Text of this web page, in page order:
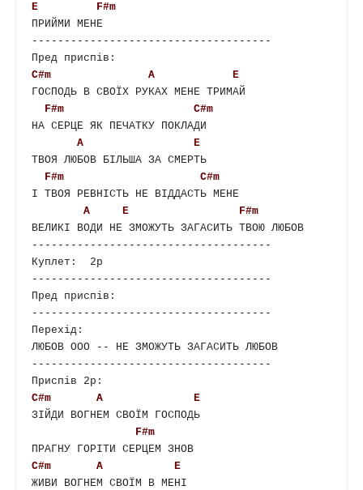
E
F#m
ПРИЙМИ МЕНЕ
-------------------------------------
C#m
A
E
ГОСПОДЬ В СВОЇХ РУКАХ МЕНЕ ТРИМАЙ
F#m
C#m
НА СЕРЦЕ ЯК ПЕЧАТКУ ПОКЛАДИ
A
E
ТВОЯ ЛЮБОВ БІЛЬША ЗА СМЕРТЬ
F#m
C#m
I ТВОЯ РЕВНІСТЬ НЕ ВІДДАСТЬ МЕНЕ
A
E
F#m
ВЕЛИКІ ВОДИ НЕ ЗМОЖУТЬ ЗАГАСИТЬ ТВОЮ ЛЮБОВ
-------------------------------------
Куплет:  2р
-------------------------------------
Пред приспів:
-------------------------------------
Перехід:
ЛЮБОВ ООО -- НЕ ЗМОЖУТЬ ЗАГАСИТЬ ЛЮБОВ
-------------------------------------
C#m
A
E
ЗІЙДИ ВОГНЕМ СВОЇМ ГОСПОДЬ
F#m
ПРАГНУ ГОРІТИ СЕРЦЕМ ЗНОВ
C#m
A
E
ЖИВИ ВОГНЕМ СВОЇМ В МЕНІ